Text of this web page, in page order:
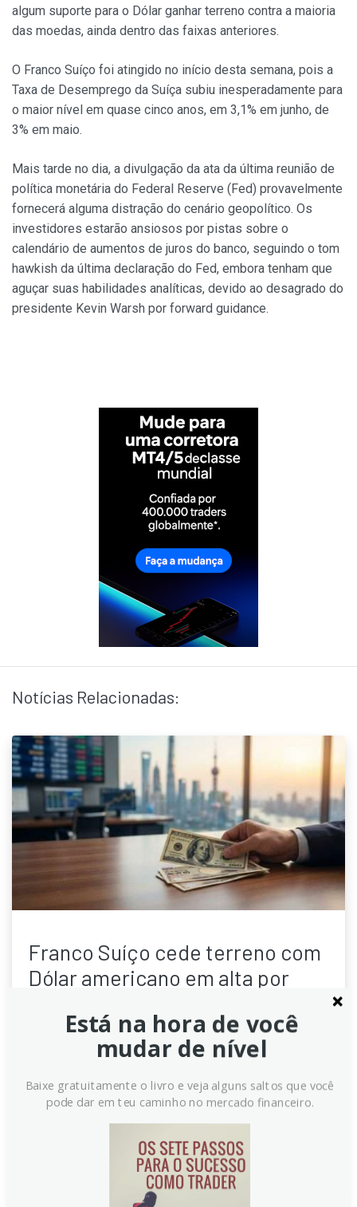
algum suporte para o Dólar ganhar terreno contra a maioria
das moedas, ainda dentro das faixas anteriores.
O Franco Suíço foi atingido no início desta semana, pois a
Taxa de Desemprego da Suíça subiu inesperadamente para
o maior nível em quase cinco anos, em 3,1% em junho, de
3% em maio.
Mais tarde no dia, a divulgação da ata da última reunião de
política monetária do Federal Reserve (Fed) provavelmente
fornecerá alguma distração do cenário geopolítico. Os
investidores estarão ansiosos por pistas sobre o
calendário de aumentos de juros do banco, seguindo o tom
hawkish da última declaração do Fed, embora tenham que
aguçar suas habilidades analíticas, devido ao desagrado do
presidente Kevin Warsh por forward guidance.
Notícias Relacionadas:
Franco Suíço cede terreno com
Dólar americano em alta por
O Franco Suíço (CHF) enfraquece enquanto o Dólar
Americano (USD) ganha força, impulsionado por
Rendimentos de títulos suíços de 10 anos atingem
máximas de quase dois meses, mas o SNB pode
Está na hora de você
mudar de nível
Baixe gratuitamente o livro e veja alguns saltos que você
pode dar em teu caminho no mercado financeiro.